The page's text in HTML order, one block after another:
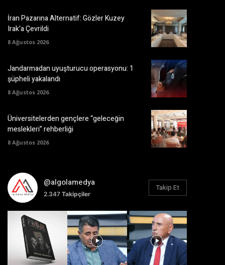
İran Pazarına Alternatif: Gözler Kuzey
Irak’a Çevrildi
8 Ağustos 2026
Jandarmadan uyuşturucu operasyonu: 1
şüpheli yakalandı
8 Ağustos 2026
Üniversitelerden gençlere “geleceğin
meslekleri” rehberliği
8 Ağustos 2026
@algolamedya
2.347Takipçiler
Takip Et